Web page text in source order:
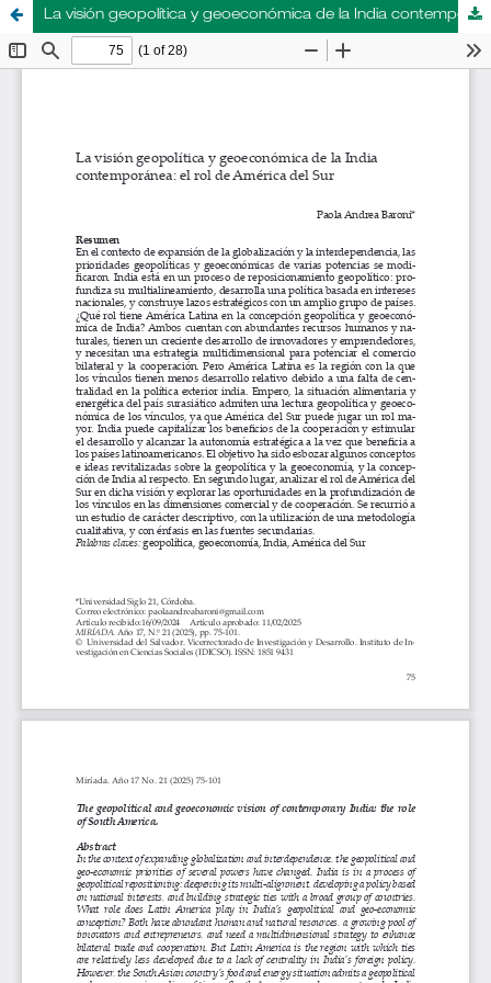
La visión geopolítica y geoeconómica de la India contemporánea: el rol de América del Sur